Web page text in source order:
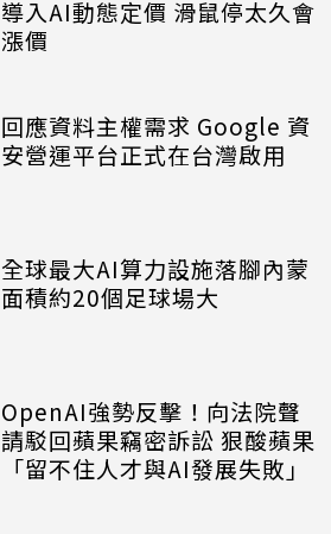
導入AI動態定價 滑鼠停太久會
漲價
回應資料主權需求 Google 資
安營運平台正式在台灣啟用
全球最大AI算力設施落腳內蒙
面積約20個足球場大
OpenAI強勢反擊！向法院聲
請駁回蘋果竊密訴訟 狠酸蘋果
「留不住人才與AI發展失敗」